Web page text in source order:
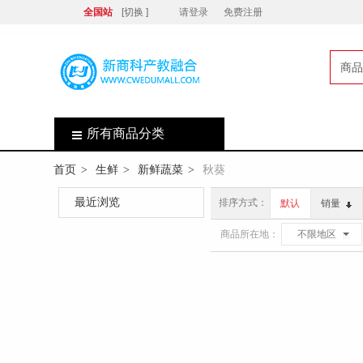
全国站 [切换 ] 请登录 免费注册
商品
所有商品分类
首页 > 生鲜 > 新鲜蔬菜 > 秋葵
最近浏览 排序方式： 默认 销量
商品所在地： 不限地区